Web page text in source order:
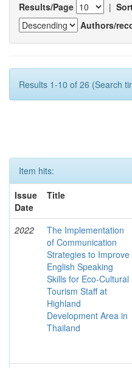
Results/Page |
Authors/
Results 1-10 of 26 (Search
Item hits:
Issue
Date
Title
2022
The Implementation
of Communication
Strategies to Improve
English Speaking
Skills for Eco-Cultural
Tourism Staff at
Highland
Development Area in
Thailand